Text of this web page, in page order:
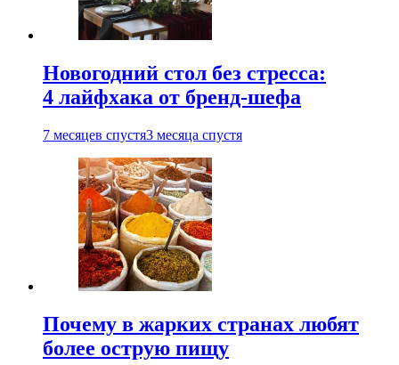
Новогодний стол без стресса:
4 лайфхака от бренд-шефа
7 месяцев спустя3 месяца спустя
Почему в жарких странах любят
более острую пищу